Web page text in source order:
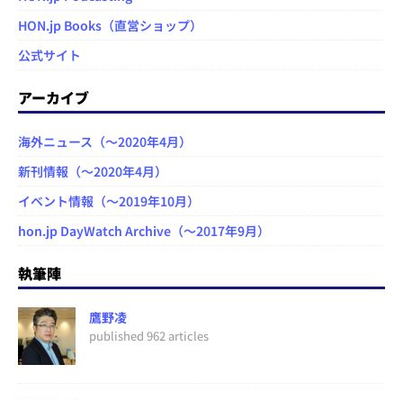
HON.jp Books（直営ショップ）
公式サイト
アーカイブ
海外ニュース（～2020年4月）
新刊情報（～2020年4月）
イベント情報（～2019年10月）
hon.jp DayWatch Archive（～2017年9月）
執筆陣
鷹野凌
published 962 articles